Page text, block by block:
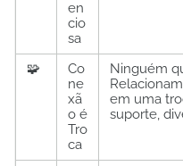
en
cio
sa
🧩
Co
ne
xã
o é
Tro
ca
Ninguém
em uma
suporte,